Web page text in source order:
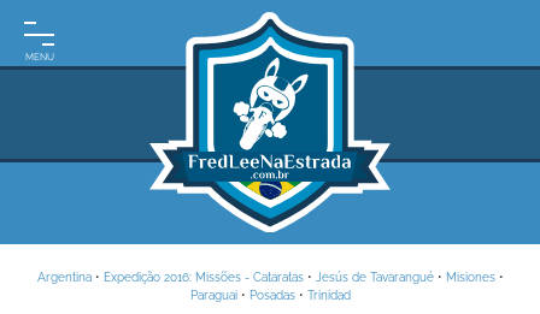
INÍCIO
Argentina• Expedição 2016: Missões - Cataratas• Jesús de Tavarangué• Misiones•
Paraguai• Posadas• Trinidad